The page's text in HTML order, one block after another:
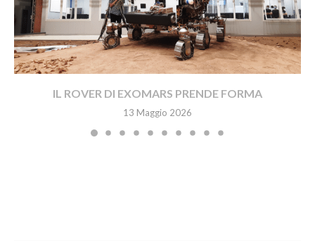
IL ROVER DI EXOMARS PRENDE FORMA
13 Maggio 2026